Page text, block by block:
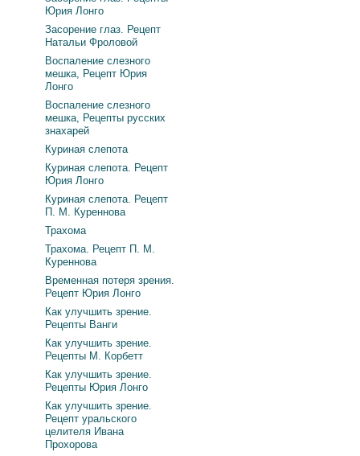
Юрия Лонго
Засорение глаз. Рецепт
Натальи Фроловой
Воспаление слезного
мешка, Рецепт Юрия
Лонго
Воспаление слезного
мешка, Рецепты русских
знахарей
Куриная слепота
Куриная слепота. Рецепт
Юрия Лонго
Куриная слепота. Рецепт
П. М. Куреннова
Трахома
Трахома. Рецепт П. М.
Куреннова
Временная потеря зрения.
Рецепт Юрия Лонго
Как улучшить зрение.
Рецепты Ванги
Как улучшить зрение.
Рецепты М. Корбетт
Как улучшить зрение.
Рецепты Юрия Лонго
Как улучшить зрение.
Рецепт уральского
целителя Ивана
Прохорова